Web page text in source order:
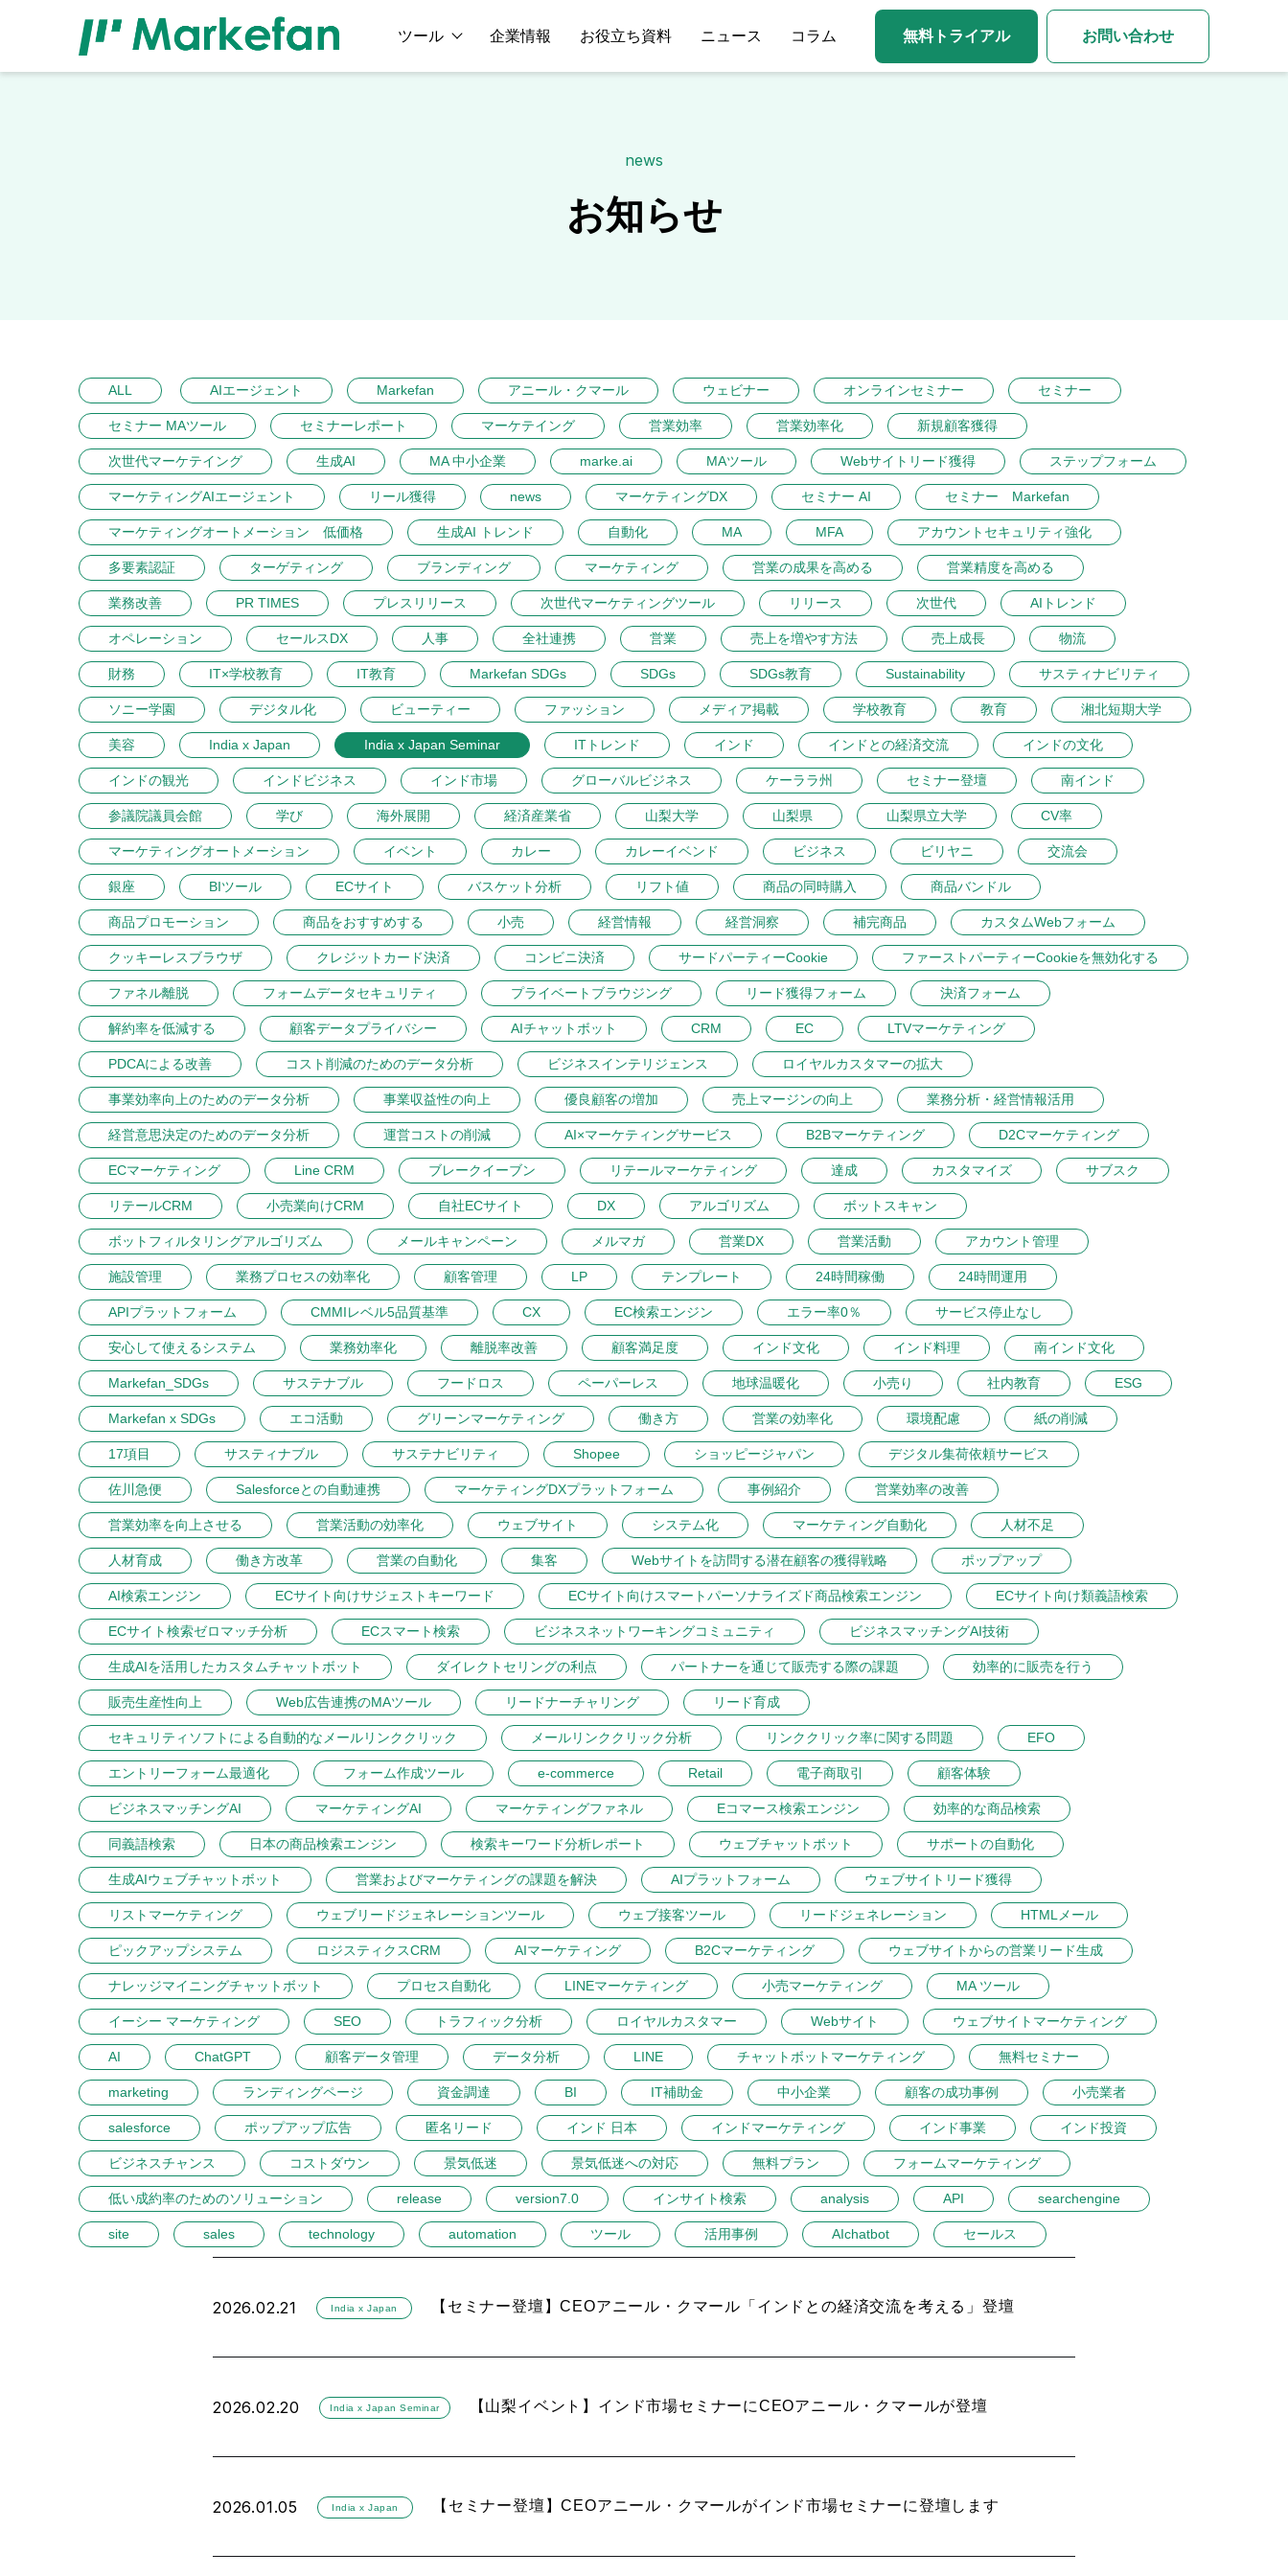
ツール 企業情報 お役立ち資料 ニュース コラム 無料トライアル お問い合わせ
news
お知らせ
ALL AIエージェント Markefan アニール・クマール ウェビナー オンラインセミナー セミナー
セミナー MAツール セミナーレポート マーケテイング 営業効率 営業効率化 新規顧客獲得
次世代マーケテイング 生成AI MA 中小企業 marke.ai MAツール Webサイトリード獲得 ステップフォーム
マーケティングAIエージェント リール獲得 news マーケティングDX セミナー AI セミナー Markefan
マーケティングオートメーション 低価格 生成AI トレンド 自動化 MA MFA アカウントセキュリティ強化
多要素認証 ターゲティング ブランディング マーケティング 営業の成果を高める 営業精度を高める
業務改善 PR TIMES プレスリリース 次世代マーケティングツール リリース 次世代 AIトレンド
オペレーション セールスDX 人事 全社連携 営業 売上を増やす方法 売上成長 物流
財務 IT×学校教育 IT教育 Markefan SDGs SDGs SDGs教育 Sustainability サスティナビリティ
ソニー学園 デジタル化 ビューティー ファッション メディア掲載 学校教育 教育 湘北短期大学
美容 India x Japan India x Japan Seminar ITトレンド インド インドとの経済交流 インドの文化
インドの観光 インドビジネス インド市場 グローバルビジネス ケーララ州 セミナー登壇 南インド
参議院議員会館 学び 海外展開 経済産業省 山梨大学 山梨県 山梨県立大学 CV率
マーケティングオートメーション イベント カレー カレーイベンド ビジネス ビリヤニ 交流会
銀座 BIツール ECサイト バスケット分析 リフト値 商品の同時購入 商品バンドル
商品プロモーション 商品をおすすめする 小売 経営情報 経営洞察 補完商品 カスタムWebフォーム
クッキーレスブラウザ クレジットカード決済 コンビニ決済 サードパーティーCookie ファーストパーティーCookieを無効化する
ファネル離脱 フォームデータセキュリティ プライベートブラウジング リード獲得フォーム 決済フォーム
解約率を低減する 顧客データプライバシー AIチャットボット CRM EC LTVマーケティング
PDCAによる改善 コスト削減のためのデータ分析 ビジネスインテリジェンス ロイヤルカスタマーの拡大
事業効率向上のためのデータ分析 事業収益性の向上 優良顧客の増加 売上マージンの向上 業務分析・経営情報活用
経営意思決定のためのデータ分析 運営コストの削減 AI×マーケティングサービス B2Bマーケティング D2Cマーケティング
ECマーケティング Line CRM ブレークイーブン リテールマーケティング 達成 カスタマイズ サブスク
リテールCRM 小売業向けCRM 自社ECサイト DX アルゴリズム ボットスキャン
ボットフィルタリングアルゴリズム メールキャンペーン メルマガ 営業DX 営業活動 アカウント管理
施設管理 業務プロセスの効率化 顧客管理 LP テンプレート 24時間稼働 24時間運用
APIプラットフォーム CMMIレベル5品質基準 CX EC検索エンジン エラー率0％ サービス停止なし
安心して使えるシステム 業務効率化 離脱率改善 顧客満足度 インド文化 インド料理 南インド文化
Markefan_SDGs サステナブル フードロス ペーパーレス 地球温暖化 小売り 社内教育 ESG
Markefan x SDGs エコ活動 グリーンマーケティング 働き方 営業の効率化 環境配慮 紙の削減
17項目 サスティナブル サステナビリティ Shopee ショッピージャパン デジタル集荷依頼サービス
佐川急便 Salesforceとの自動連携 マーケティングDXプラットフォーム 事例紹介 営業効率の改善
営業効率を向上させる 営業活動の効率化 ウェブサイト システム化 マーケティング自動化 人材不足
人材育成 働き方改革 営業の自動化 集客 Webサイトを訪問する潜在顧客の獲得戦略 ポップアップ
AI検索エンジン ECサイト向けサジェストキーワード ECサイト向けスマートパーソナライズド商品検索エンジン ECサイト向け類義語検索
ECサイト検索ゼロマッチ分析 ECスマート検索 ビジネスネットワーキングコミュニティ ビジネスマッチングAI技術
生成AIを活用したカスタムチャットボット ダイレクトセリングの利点 パートナーを通じて販売する際の課題 効率的に販売を行う
販売生産性向上 Web広告連携のMAツール リードナーチャリング リード育成
セキュリティソフトによる自動的なメールリンククリック メールリンククリック分析 リンククリック率に関する問題 EFO
エントリーフォーム最適化 フォーム作成ツール e-commerce Retail 電子商取引 顧客体験
ビジネスマッチングAI マーケティングAI マーケティングファネル Eコマース検索エンジン 効率的な商品検索
同義語検索 日本の商品検索エンジン 検索キーワード分析レポート ウェブチャットボット サポートの自動化
生成AIウェブチャットボット 営業およびマーケティングの課題を解決 AIプラットフォーム ウェブサイトリード獲得
リストマーケティング ウェブリードジェネレーションツール ウェブ接客ツール リードジェネレーション HTMLメール
ピックアップシステム ロジスティクスCRM AIマーケティング B2Cマーケティング ウェブサイトからの営業リード生成
ナレッジマイニングチャットボット プロセス自動化 LINEマーケティング 小売マーケティング MA ツール
イーシー マーケティング SEO トラフィック分析 ロイヤルカスタマー Webサイト ウェブサイトマーケティング
AI ChatGPT 顧客データ管理 データ分析 LINE チャットボットマーケティング 無料セミナー
marketing ランディングページ 資金調達 BI IT補助金 中小企業 顧客の成功事例 小売業者
salesforce ポップアップ広告 匿名リード インド 日本 インドマーケティング インド事業 インド投資
ビジネスチャンス コストダウン 景気低迷 景気低迷への対応 無料プラン フォームマーケティング
低い成約率のためのソリューション release version7.0 インサイト検索 analysis API searchengine
site sales technology automation ツール 活用事例 AIchatbot セールス
2026.02.21 India x Japan 【セミナー登壇】CEOアニール・クマール「インドとの経済交流を考える」登壇
2026.02.20 India x Japan Seminar 【山梨イベント】インド市場セミナーにCEOアニール・クマールが登壇
2026.01.05 India x Japan 【セミナー登壇】CEOアニール・クマールがインド市場セミナーに登壇します